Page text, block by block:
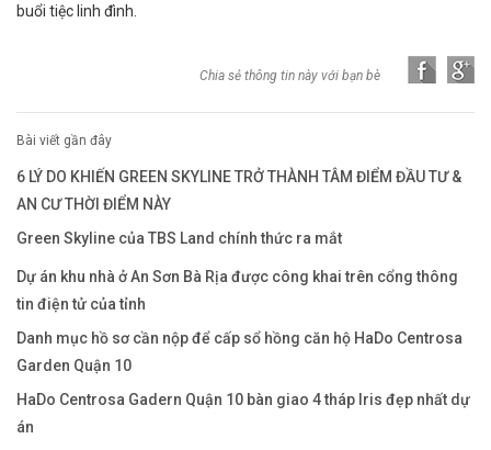
buổi tiệc linh đình.
Chia sẻ thông tin này với bạn bè
Bài viết gần đây
6 LÝ DO KHIẾN GREEN SKYLINE TRỞ THÀNH TÂM ĐIỂM ĐẦU TƯ &
AN CƯ THỜI ĐIỂM NÀY
Green Skyline của TBS Land chính thức ra mắt
Dự án khu nhà ở An Sơn Bà Rịa được công khai trên cổng thông
tin điện tử của tỉnh
Danh mục hồ sơ cần nộp để cấp sổ hồng căn hộ HaDo Centrosa
Garden Quận 10
HaDo Centrosa Gadern Quận 10 bàn giao 4 tháp Iris đẹp nhất dự
án